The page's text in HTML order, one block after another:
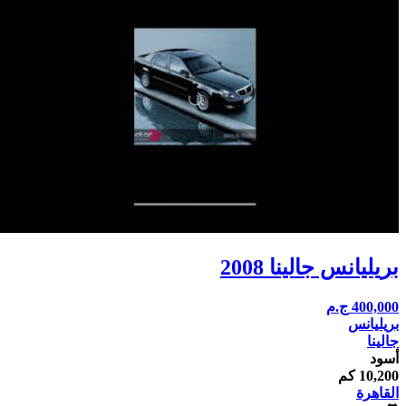
بريليانس جالينا 2008
400,000 ج.م
بريليانس
جالينا
أسود
10,200 كم
القاهرة